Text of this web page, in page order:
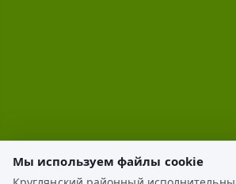
Мы используем файлы cookie